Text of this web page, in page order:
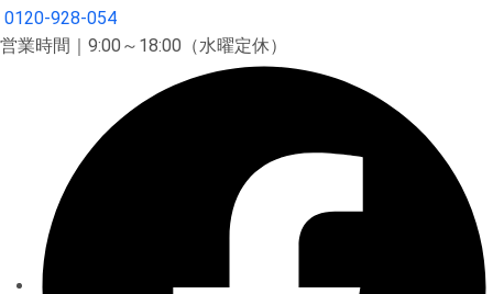
0120-928-054
営業時間｜9:00～18:00（水曜定休）